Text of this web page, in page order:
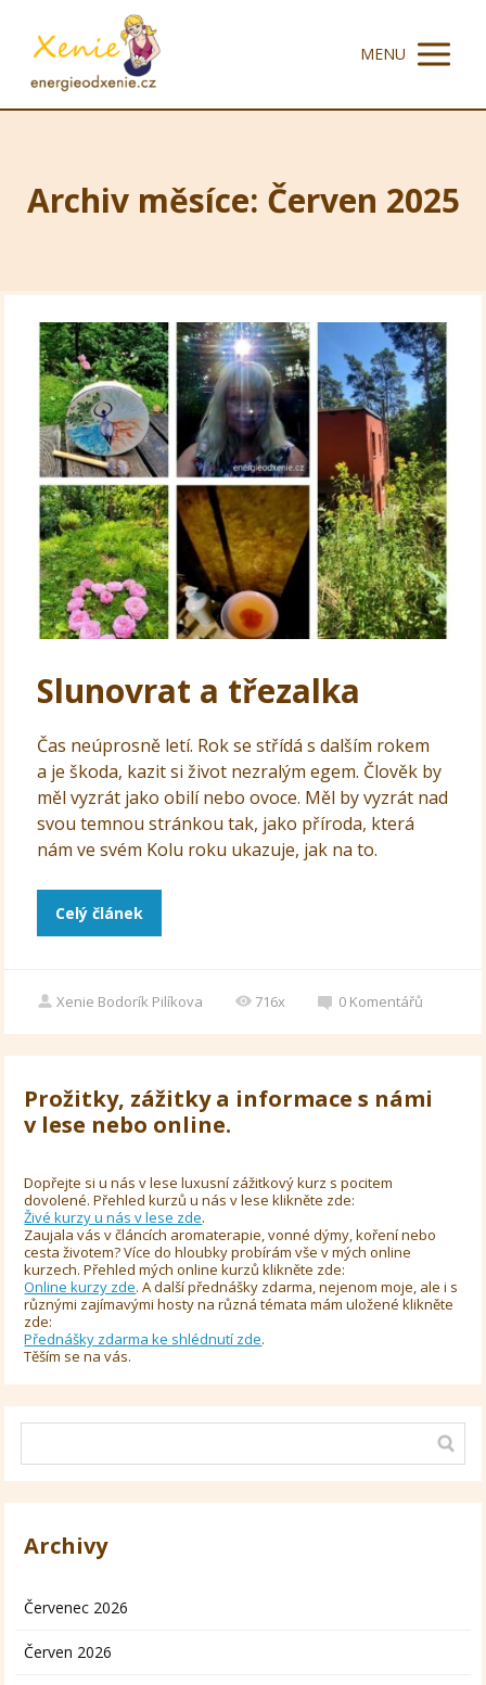
MENU
Archiv měsíce: Červen 2025
Slunovrat a třezalka
Čas neúprosně letí. Rok se střídá s dalším rokem
a je škoda, kazit si život nezralým egem. Člověk by
měl vyzrát jako obilí nebo ovoce. Měl by vyzrát nad
svou temnou stránkou tak, jako příroda, která
nám ve svém Kolu roku ukazuje, jak na to.
Celý článek
Xenie Bodorík Pilíkova 716x 0 Komentářů
Prožitky, zážitky a informace s námi
v lese nebo online.
Dopřejte si u nás v lese luxusní zážitkový kurz s pocitem
dovolené. Přehled kurzů u nás v lese klikněte zde:
Živé kurzy u nás v lese zde.
Zaujala vás v článcích aromaterapie, vonné dýmy, koření nebo
cesta životem? Více do hloubky probírám vše v mých online
kurzech. Přehled mých online kurzů klikněte zde:
Online kurzy zde. A další přednášky zdarma, nejenom moje, ale i s
různými zajímavými hosty na různá témata mám uložené klikněte
zde:
Přednášky zdarma ke shlédnutí zde.
Těším se na vás.
Archivy
Červenec 2026
Červen 2026